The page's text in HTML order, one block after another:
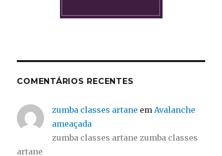
COMENTÁRIOS RECENTES
zumba classes artane em Avalanche
ameaçada
zumba classes artane zumba classes
artane